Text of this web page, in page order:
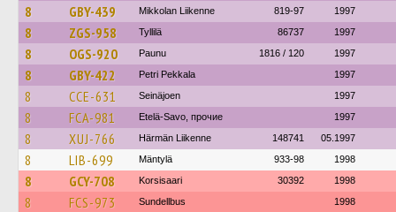
8 GBY-439 Mikkolan Liikenne 819-97 1997
8 ZGS-958 Tyllilä 86737 1997
8 OGS-920 Paunu 1816 / 120 1997
8 GBY-422 Petri Pekkala 1997
8 CCE-631 Seinäjoen 1997
8 FCA-981 Etelä-Savo, прочие 1997
8 XUJ-766 Härmän Liikenne 148741 05.1997
8 LIB-699 Mäntylä 933-98 1998
8 GCY-708 Korsisaari 30392 1998
8 FCS-973 Sundellbus 1998